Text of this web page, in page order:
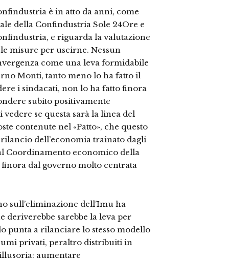
è in atto da anni, come
della Confindustria Sole 24Ore e
e riguarda la valutazione
misure per uscirne. Nessun
come una leva formidabile
Monti, tanto meno lo ha fatto il
i sindacati, non lo ha fatto finora
subito positivamente
se questa sarà la linea del
contenute nel «Patto», che questo
dell’economia trainato dagli
Coordinamento economico della
finora dal governo molto centrata
sull’eliminazione dell’Imu ha
deriverebbe sarebbe la leva per
punta a rilanciare lo stesso modello
privati, peraltro distribuiti in
aumentare